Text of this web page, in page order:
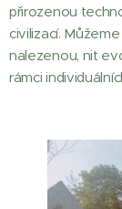
přirozenou
civilizací.
nalezenou, nit
rámci